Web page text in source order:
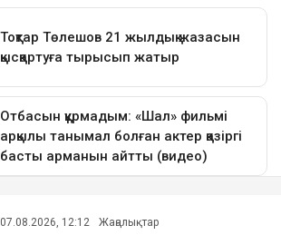
07.08.2026, 12:12 Жаңалықтар